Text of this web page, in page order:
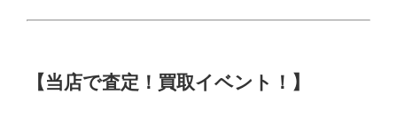
【当店で査定！買取イベント！】